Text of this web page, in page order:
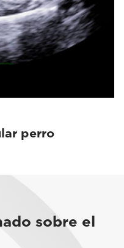
perro
sobre el